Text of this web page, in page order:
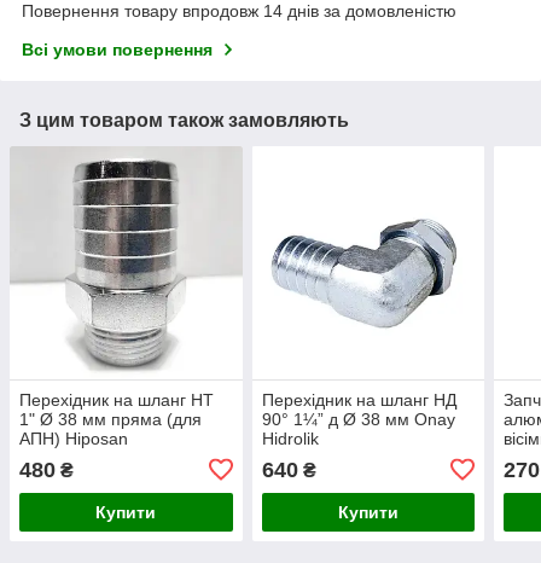
Повернення товару впродовж 14 днів за домовленістю
Всі умови повернення
З цим товаром також замовляють
Перехідник на шланг НТ
1" Ø 38 мм пряма (для
АПН) Hiposan
480 ₴
Купити
Перехідник на шланг НД
90° 1¼” д Ø 38 мм Onay
Hidrolik
640₴
Купити
270